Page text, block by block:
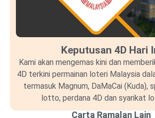
Keputusan 4D Hari
Kami akan mengemas kini dan
4D terkini permainan loteri Malaysia
termasuk Magnum, DaMaCai (Kuda),
lotto, perdana 4D dan syarikat
Carta Ramalan Lain